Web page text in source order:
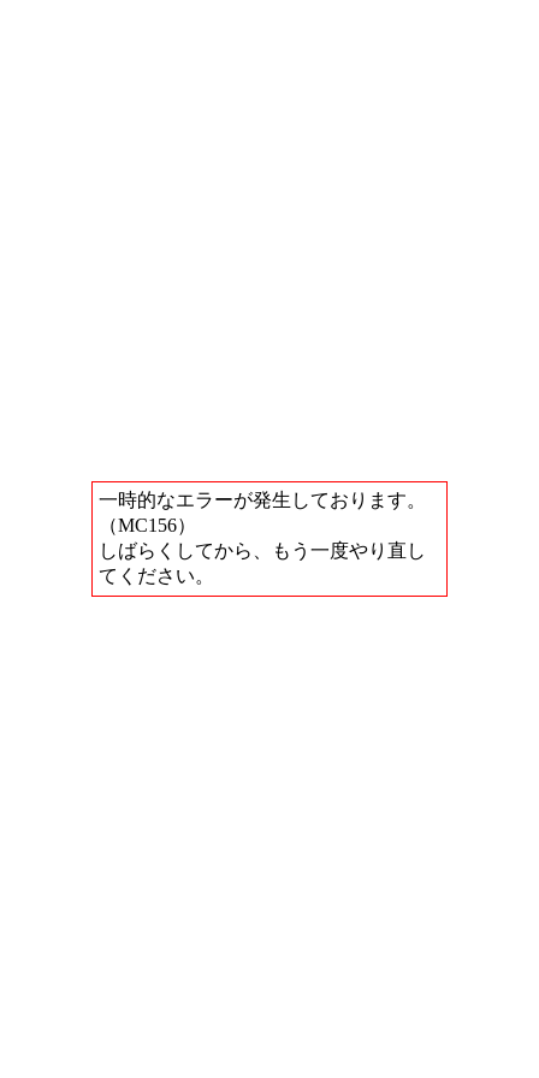
一時的なエラーが発生しております。
（MC156）
しばらくしてから、もう一度やり直し
てください。